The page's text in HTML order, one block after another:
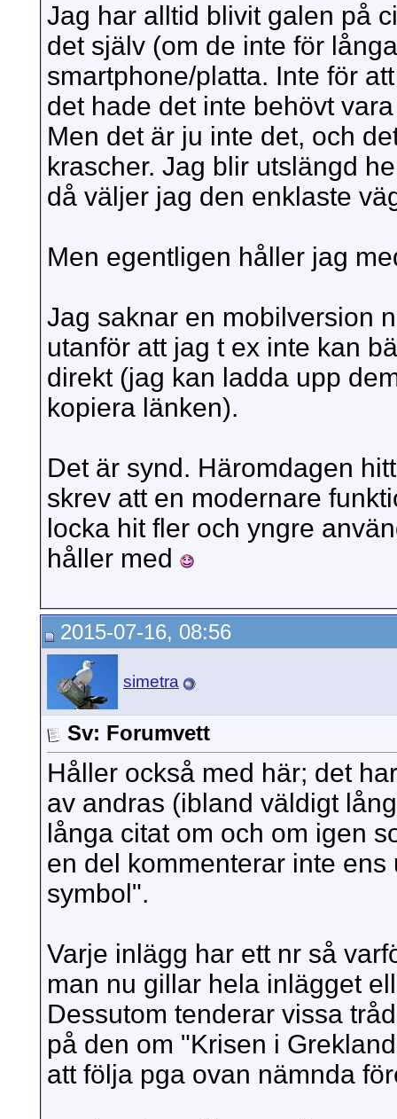
Jag har alltid blivit galen på
det själv (om de inte för
smartphone/platta. Inte för
det hade det inte behövt
Men det är ju inte det, och
krascher. Jag blir utslängd
då väljer jag den enklaste
Men egentligen håller jag
Jag saknar en mobilversion
utanför att jag t ex inte kan
direkt (jag kan ladda upp
kopiera länken).
Det är synd. Häromdagen
skrev att en modernare
locka hit fler och yngre
håller med
2015-07-16, 08:56
simetra
Sv: Forumvett
Håller också med här; det
av andras (ibland väldigt
långa citat om och om igen
en del kommenterar inte
symbol".
Varje inlägg har ett nr så
man nu gillar hela inlägget
Dessutom tenderar vissa
på den om "Krisen i
att följa pga ovan nämnda